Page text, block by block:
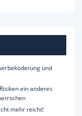
und
ein anderes
mehr reicht!